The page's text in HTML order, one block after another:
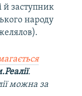
й заступник
народу
.
можна за